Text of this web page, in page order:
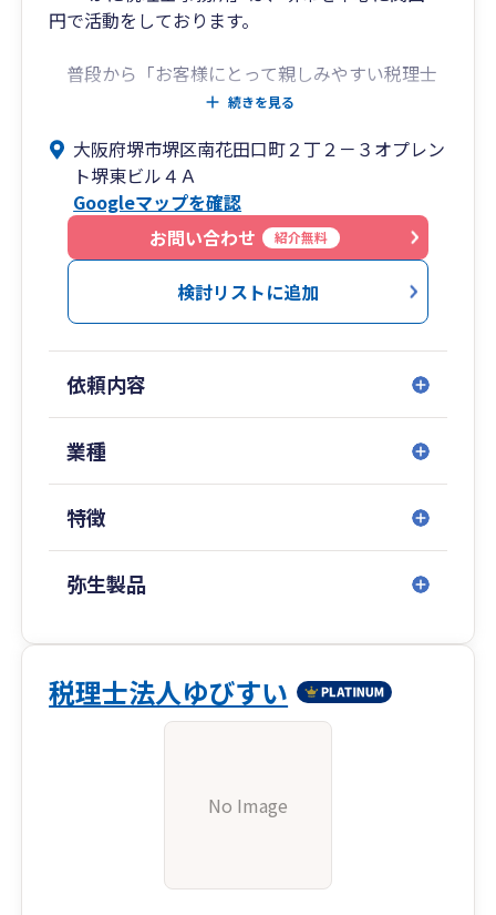
新性のある総合税務サービスをご用意しておりま
すので、どうぞお気軽にご相談ください。
円で活動をしております。
普段から「お客様にとって親しみやすい税理士
でありたい」と思い、日々仕事に従事をしており
金に関することにつきましては我々におまかせい
ただくことで、経営者の皆様が税金の心配をする
ことなく、ご自身の事業に集中できるような環境
を整えていただくことを心がけております。
おかげさまで、開業時に1件だった顧客先も、
開業後3年余り経った今では数十倍の規模にな
く、多くのお客様に、自身の仕事に対する心がけ
を支持をいただけているものと日々感謝しており
ます。
るよう、精一杯努めてまいりますので、どうぞお
気軽にご相談ください。
続きを見る
大阪府堺市堺区南花田口町２丁２－３オプレン
ト堺東ビル４Ａ
Googleマップを確認
お問い合わせ
紹介無料
検討リストに追加
依頼内容
業種
特徴
弥生製品
税理士法人ゆびすい
No Image